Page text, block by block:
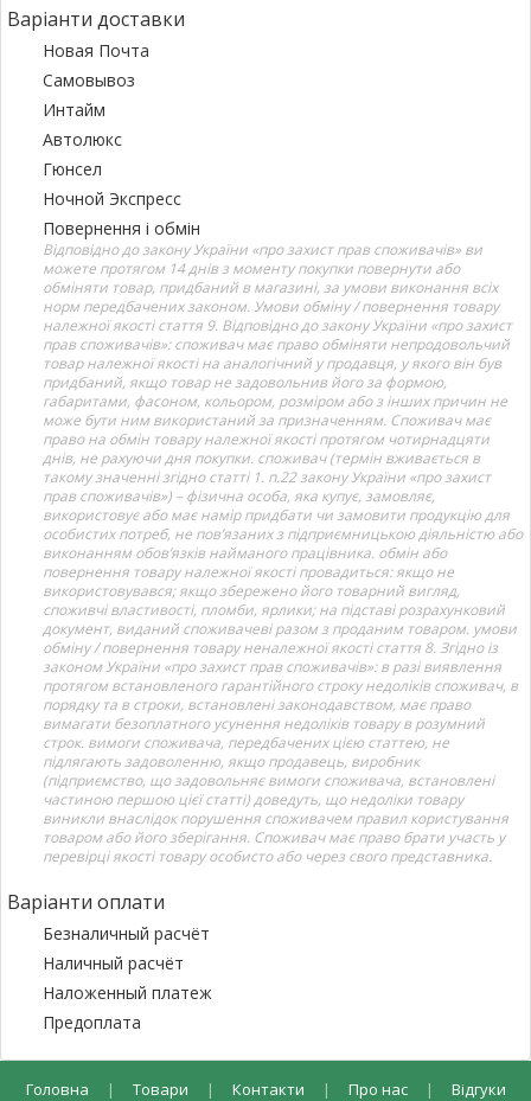
Варіанти доставки
Новая Почта
Самовывоз
Интайм
Автолюкс
Гюнсел
Ночной Экспресс
Повернення і обмін
Відповідно до закону України «про захист прав споживачів» ви
можете протягом 14 днів з моменту покупки повернути або
обміняти товар, придбаний в магазині, за умови виконання всіх
норм передбачених законом. Умови обміну / повернення товару
належної якості стаття 9. Відповідно до закону України «про захист
прав споживачів»: споживач має право обміняти непродовольчий
товар належної якості на аналогічний у продавця, у якого він був
придбаний, якщо товар не задовольнив його за формою,
габаритами, фасоном, кольором, розміром або з інших причин не
може бути ним використаний за призначенням. Споживач має
право на обмін товару належної якості протягом чотирнадцяти
днів, не рахуючи дня покупки. споживач (термін вживається в
такому значенні згідно статті 1. п.22 закону України «про захист
прав споживачів») – фізична особа, яка купує, замовляє,
використовує або має намір придбати чи замовити продукцію для
особистих потреб, не пов’язаних з підприємницькою діяльністю або
виконанням обов’язків найманого працівника. обмін або
повернення товару належної якості провадиться: якщо не
використовувався; якщо збережено його товарний вигляд,
споживчі властивості, пломби, ярлики; на підставі розрахунковий
документ, виданий споживачеві разом з проданим товаром. умови
обміну / повернення товару неналежної якості стаття 8. Згідно із
законом України «про захист прав споживачів»: в разі виявлення
протягом встановленого гарантійного строку недоліків споживач, в
порядку та в строки, встановлені законодавством, має право
вимагати безоплатного усунення недоліків товару в розумний
строк. вимоги споживача, передбачених цією статтею, не
підлягають задоволенню, якщо продавець, виробник
(підприємство, що задовольняє вимоги споживача, встановлені
частиною першою цієї статті) доведуть, що недоліки товару
виникли внаслідок порушення споживачем правил користування
товаром або його зберігання. Споживач має право брати участь у
перевірці якості товару особисто або через свого представника.
Варіанти оплати
Безналичный расчёт
Наличный расчёт
Наложенный платеж
Предоплата
Головна | Товари | Контакти | Про нас | Відгуки